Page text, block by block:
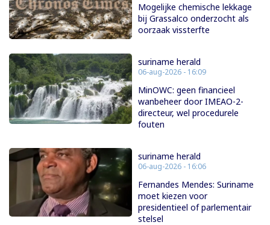
Mogelijke chemische lekkage
bij Grassalco onderzocht als
oorzaak vissterfte
suriname herald
06-aug-2026 - 16:09
MinOWC: geen financieel
wanbeheer door IMEAO-2-
directeur, wel procedurele
fouten
suriname herald
06-aug-2026 - 16:06
Fernandes Mendes: Suriname
moet kiezen voor
presidentieel of parlementair
stelsel